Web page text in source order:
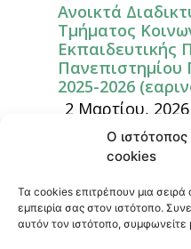
Ο ιστότοπος
cookies
Τα cookies επιτρέπουν μια σειρά
εμπειρία σας στον ιστότοπο.
αυτόν τον ιστότοπο,
Ανοικτά
Τμήματος
Εκπαιδευτικής
2025-2026
2 Μαρτίου, 2026
Ανακοινώθηκε η
Διαδικτυακών
Πολιτικής του
(ΤΚΕΠ ΠαΠελ) για το